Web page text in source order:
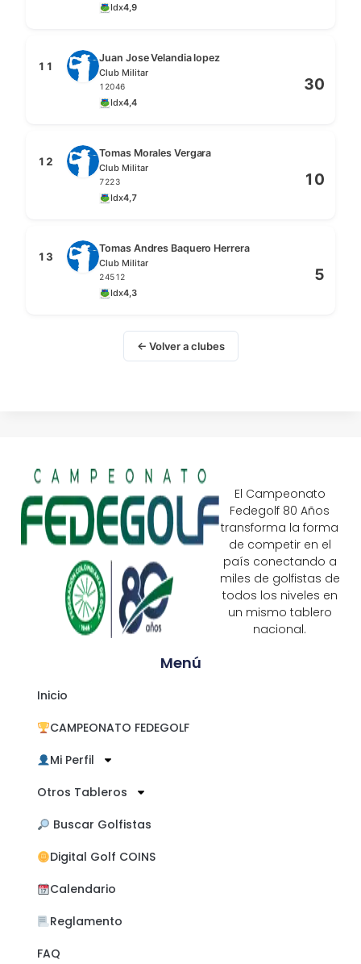
Idx4,9
11
Juan Jose Velandia lopez
Club Militar
12046
Idx4,4
30
12
Tomas Morales Vergara
Club Militar
7223
Idx4,7
10
13
Tomas Andres Baquero Herrera
Club Militar
24512
Idx4,3
5
← Volver a clubes
El Campeonato
Fedegolf 80 Años
transforma la forma
de competir en el
país conectando a
miles de golfistas de
todos los niveles en
un mismo tablero
nacional.
Menú
Inicio
CAMPEONATO FEDEGOLF
Mi Perfil
Otros Tableros
​ Buscar Golfistas
Digital Golf COINS
Calendario
Reglamento
FAQ